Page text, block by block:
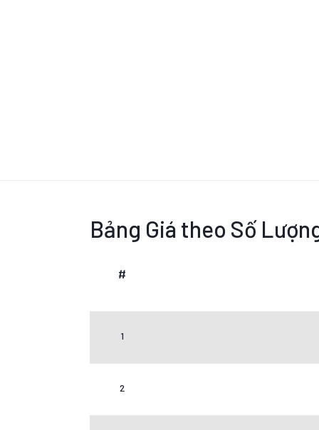
Bảng Giá theo Số
#
1
2